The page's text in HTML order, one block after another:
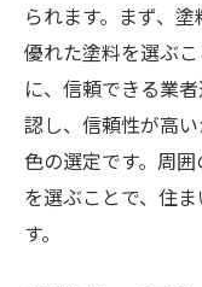
られます。まず、
優れた塗料を選ぶ
に、信頼できる業
認し、信頼性が高
色の選定です。周
を選ぶことで、住
す。